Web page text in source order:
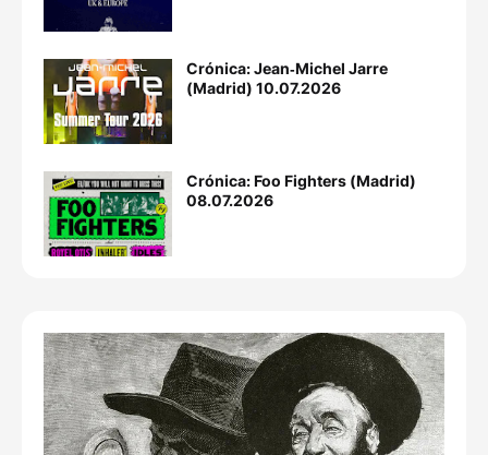
Crónica: Jean‐Michel Jarre
(Madrid) 10.07.2026
Crónica: Foo Fighters (Madrid)
08.07.2026